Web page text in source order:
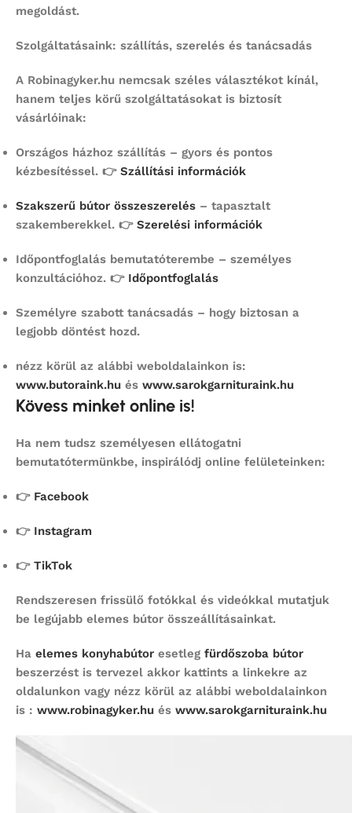
megoldást.
Szolgáltatásaink: szállítás, szerelés és tanácsadás
A Robinagyker.hu nemcsak széles választékot kínál,
hanem teljes körű szolgáltatásokat is biztosít
vásárlóinak:
Országos házhoz szállítás – gyors és pontos
kézbesítéssel. 👉 Szállítási információk
Szakszerű bútor összeszerelés – tapasztalt
szakemberekkel. 👉 Szerelési információk
Időpontfoglalás bemutatóterembe – személyes
konzultációhoz. 👉 Időpontfoglalás
Személyre szabott tanácsadás – hogy biztosan a
legjobb döntést hozd.
nézz körül az alábbi weboldalainkon is:
www.butoraink.hu és www.sarokgarnituraink.hu
Kövess minket online is!
Ha nem tudsz személyesen ellátogatni
bemutatótermünkbe, inspirálódj online felületeinken:
👉 Facebook
👉 Instagram
👉 TikTok
Rendszeresen frissülő fotókkal és videókkal mutatjuk
be legújabb elemes bútor összeállításainkat.
Ha elemes konyhabútor esetleg fürdőszoba bútor
beszerzést is tervezel akkor kattints a linkekre az
oldalunkon vagy nézz körül az alábbi weboldalainkon
is : www.robinagyker.hu és www.sarokgarnituraink.hu